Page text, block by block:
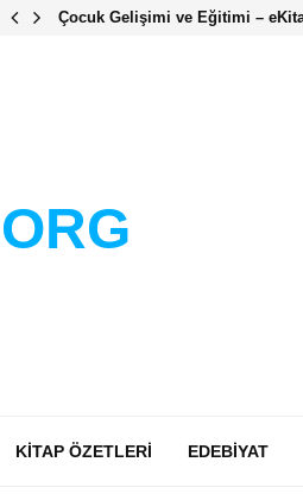
Çocuk Gelişimi ve Eğitimi –
KITAP ÖZETLERI EDEBIYAT